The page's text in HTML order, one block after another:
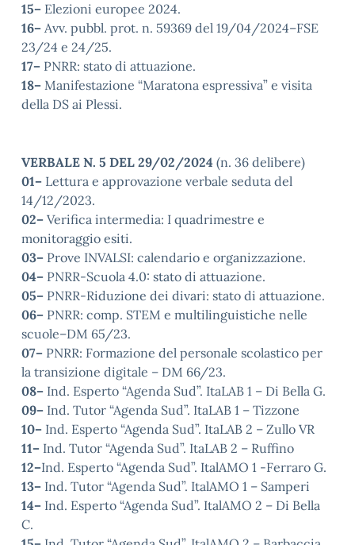
15– Elezioni europee 2024.
16– Avv. pubbl. prot. n. 59369 del 19/04/2024–FSE
23/24 e 24/25.
17– PNRR: stato di attuazione.
18– Manifestazione “Maratona espressiva” e visita
della DS ai Plessi.
VERBALE N. 5 DEL 29/02/2024 (n. 36 delibere)
01– Lettura e approvazione verbale seduta del
14/12/2023.
02– Verifica intermedia: I quadrimestre e
monitoraggio esiti.
03– Prove INVALSI: calendario e organizzazione.
04– PNRR-Scuola 4.0: stato di attuazione.
05– PNRR-Riduzione dei divari: stato di attuazione.
06– PNRR: comp. STEM e multilinguistiche nelle
scuole–DM 65/23.
07– PNRR: Formazione del personale scolastico per
la transizione digitale – DM 66/23.
08– Ind. Esperto “Agenda Sud”. ItaLAB 1 – Di Bella G.
09– Ind. Tutor “Agenda Sud”. ItaLAB 1 – Tizzone
10– Ind. Esperto “Agenda Sud”. ItaLAB 2 – Zullo VR
11– Ind. Tutor “Agenda Sud”. ItaLAB 2 – Ruffino
12–Ind. Esperto “Agenda Sud”. ItalAMO 1 -Ferraro G.
13– Ind. Tutor “Agenda Sud”. ItalAMO 1 – Samperi
14– Ind. Esperto “Agenda Sud”. ItalAMO 2 – Di Bella
C.